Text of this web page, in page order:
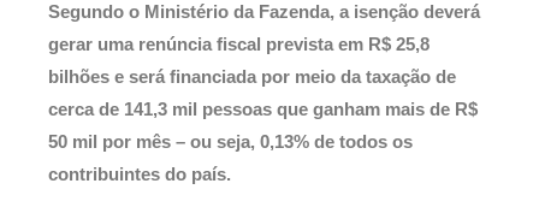
Segundo o Ministério da Fazenda, a isenção deverá
gerar uma renúncia fiscal prevista em R$ 25,8
bilhões e será financiada por meio da taxação de
cerca de 141,3 mil pessoas que ganham mais de R$
50 mil por mês – ou seja, 0,13% de todos os
contribuintes do país.